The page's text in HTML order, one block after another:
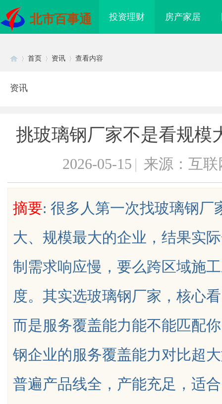
北市百事通 投资理财 房产家居
uz
首页 资讯 查看内容
资讯
挑玻璃钢厂家不是看规模
2026-05-15 | 来源：互联
摘要: 很多人第一次找玻璃钢厂
大、规模最大的企业，结果实
制需求响应慢，要么跨区域施
度。其实选玻璃钢厂家，核心
而是服务覆盖能力能不能匹配
钢企业的服务覆盖能力对比超
普遍产品线全，产能充足，适
究竟藏着哪些行业秘诀？